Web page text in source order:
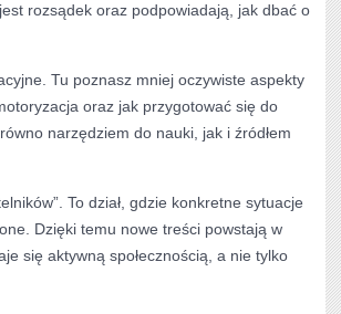
rozsądek oraz podpowiadają, jak dbać o
Tu poznasz mniej oczywiste aspekty
oraz jak przygotować się do
narzędziem do nauki, jak i źródłem
To dział, gdzie konkretne sytuacje
Dzięki temu nowe treści powstają w
się aktywną społecznością, a nie tylko